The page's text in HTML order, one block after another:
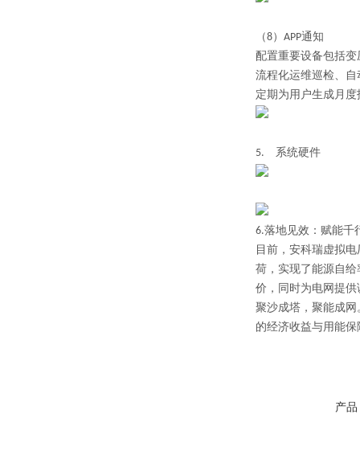
（8） APP通知
配置重要设备包括
流程化运维巡检、自
定期为用户生成月
5. 系统硬件
6.落地见效：赋能千
目前，安科瑞虚拟
荷，实现了能源自
价，同时为电网提
聚沙成塔，聚能成
的经济收益与用能
产品